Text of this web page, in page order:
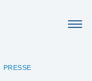
PRESSE